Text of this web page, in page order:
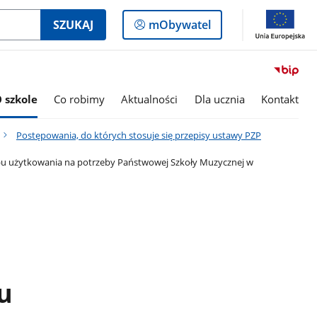
SZUKAJ
Logowanie
do
mObywatel
szkole Co robimy Aktualności Dla ucznia Kontakt
Postępowania, do których stosuje się przepisy ustawy PZP
użytkowania na potrzeby Państwowej Szkoły Muzycznej w